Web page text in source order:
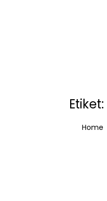
Etiket:
Home